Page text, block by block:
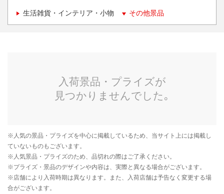
生活雑貨・インテリア・小物 その他景品